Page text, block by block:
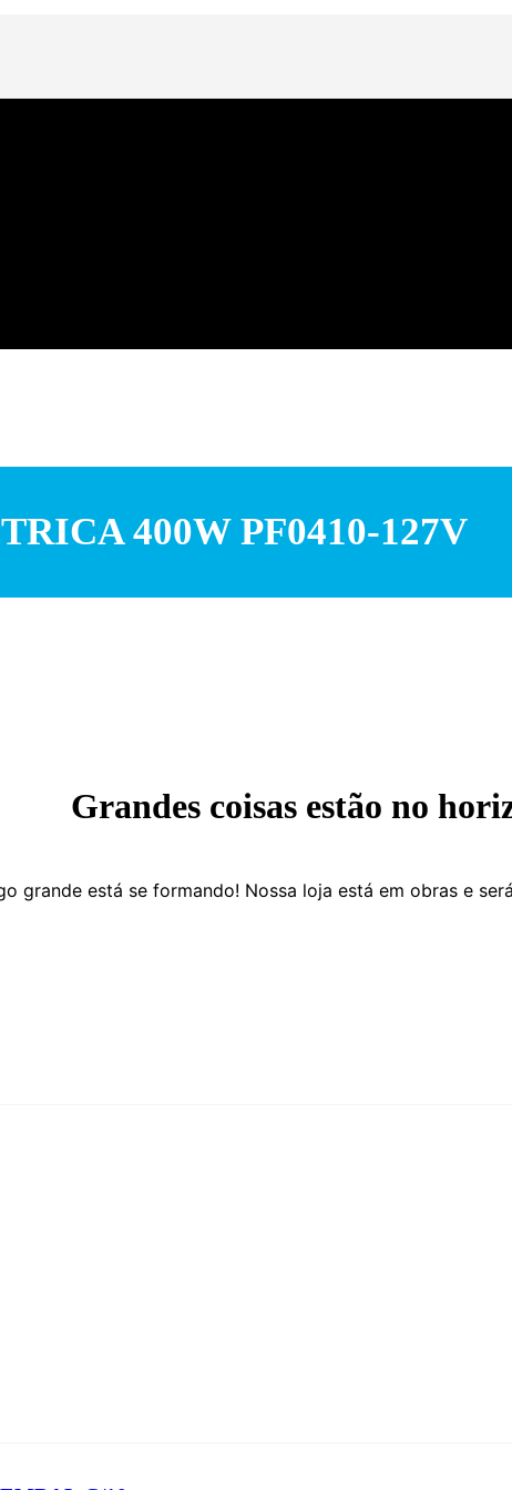
400W PF0410-127V
Grandes coisas estão no
grande está se formando! Nossa loja está em obras e